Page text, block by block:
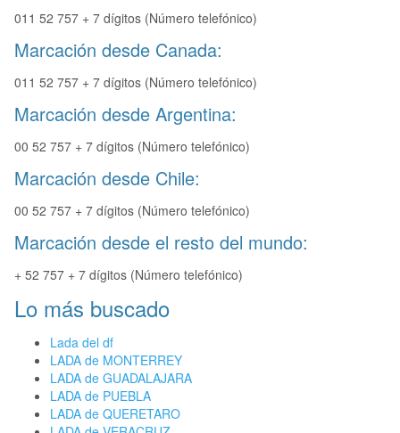
011 52 757 + 7 dígitos (Número telefónico)
Marcación desde Canada:
011 52 757 + 7 dígitos (Número telefónico)
Marcación desde Argentina:
00 52 757 + 7 dígitos (Número telefónico)
Marcación desde Chile:
00 52 757 + 7 dígitos (Número telefónico)
Marcación desde el resto del mundo:
+ 52 757 + 7 dígitos (Número telefónico)
Lo más buscado
Lada del df
LADA de MONTERREY
LADA de GUADALAJARA
LADA de PUEBLA
LADA de QUERETARO